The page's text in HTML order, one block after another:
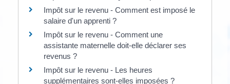
Impôt sur le revenu - Comment est imposé le
salaire d'un apprenti ?
Impôt sur le revenu - Comment une
assistante maternelle doit-elle déclarer ses
revenus ?
Impôt sur le revenu - Les heures
supplémentaires sont-elles imposées ?